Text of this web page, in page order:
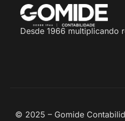
Desde 1966 multiplicando
© 2025 – Gomide